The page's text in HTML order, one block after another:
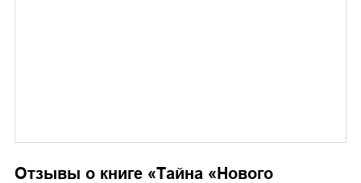
Отзывы о книге «Тайна «Нового